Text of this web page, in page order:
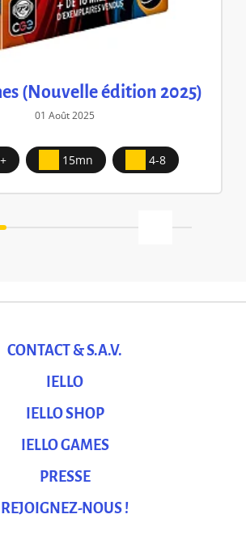
(Nouvelle édition 2025)
01 Août 2025
15mn 4-8
CONTACT & S.A.V.
IELLO
IELLO SHOP
IELLO GAMES
PRESSE
REJOIGNEZ-NOUS !